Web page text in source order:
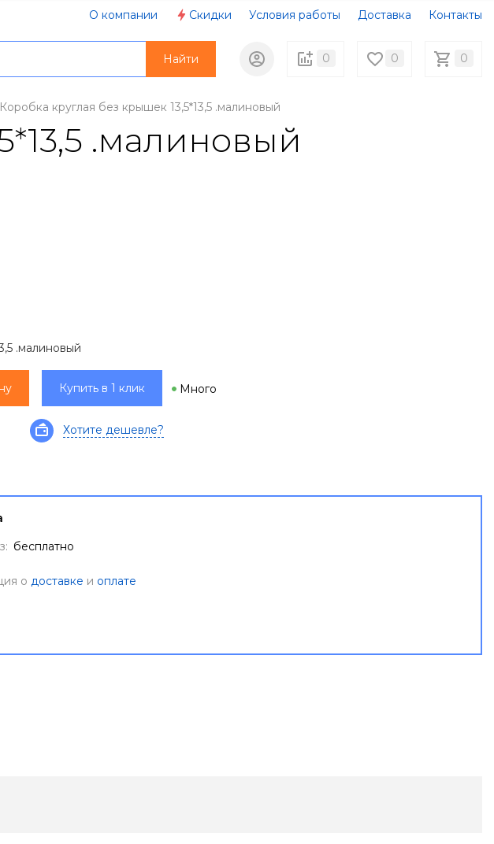
О компании Скидки Условия работы Доставка Контакты
0 0 0
Найти
Коробка круглая без крышек 13,5*13,5 .малиновый
.малиновый
.малиновый
Купить в 1 клик Много
Хотите дешевле?
бесплатно
о доставке и оплате